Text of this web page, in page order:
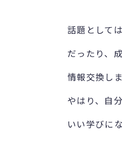
話題として
だったり、
情報交換し
やはり、自
いい学びに